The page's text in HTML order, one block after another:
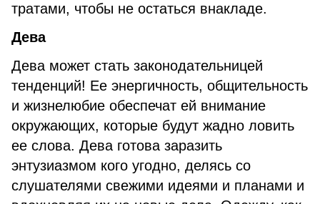
тратами, чтобы не остаться внакладе.
Дева
Дева может стать законодательницей
тенденций! Ее энергичность, общительность
и жизнелюбие обеспечат ей внимание
окружающих, которые будут жадно ловить
ее слова. Дева готова заразить
энтузиазмом кого угодно, делясь со
слушателями свежими идеями и планами и